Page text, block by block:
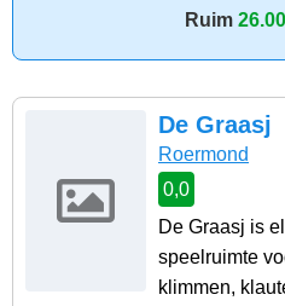
Ruim
De Graasj
Roermond
0,0
De Graasj is
speelruimte
klimmen,